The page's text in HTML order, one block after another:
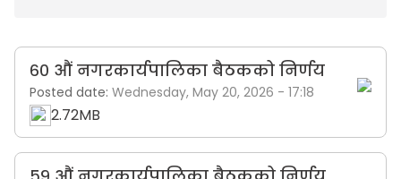
६० औं नगरकार्यपालिका बैठकको निर्णय
Posted date: Wednesday, May 20, 2026 - 17:18
2.72MB